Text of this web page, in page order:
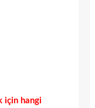
için hangi